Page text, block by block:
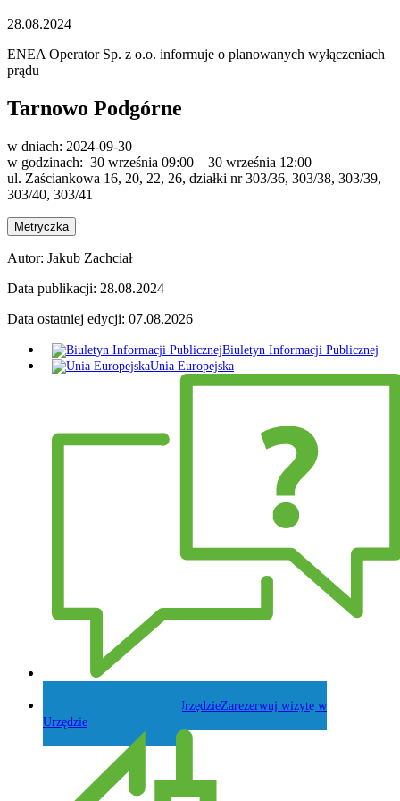
28.08.2024
ENEA Operator Sp. z o.o. informuje o planowanych wyłączeniach
prądu
Tarnowo Podgórne
w dniach: 2024-09-30
w godzinach: 30 września 09:00 – 30 września 12:00
ul. Zaściankowa 16, 20, 22, 26, działki nr 303/36, 303/38, 303/39,
303/40, 303/41
Metryczka
Autor: Jakub Zachciał
Data publikacji: 28.08.2024
Data ostatniej edycji: 07.08.2026
Biuletyn Informacji Publicznej
Unia Europejska
Zarezerwuj wizytę w
Urzędzie